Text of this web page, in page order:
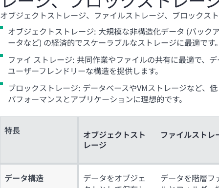
オブジェクトストレージ、ファイルストレージ、ブロックス
オブジェクトストレージ: 大規模な非構造化データ (バック
ータなど) の経済的でスケーラブルなストレージに最適です
ファイ ストレージ: 共同作業やファイルの共有に最適で、
ユーザーフレンドリーな構造を提供します。
ブロックストレージ: データベースやVMストレージなど、
パフォーマンスとアプリケーションに理想的です。
特長
オブジェクトスト
レージ
ファイルストレ
データ構造
データをオブジェ
データを階層フ